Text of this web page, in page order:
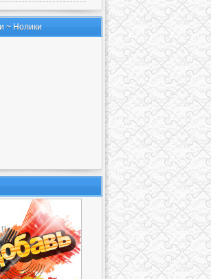
~ Нолики